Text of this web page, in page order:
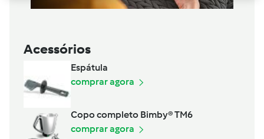
Acessórios
Espátula
comprar agora
Copo completo Bimby® TM6
comprar agora